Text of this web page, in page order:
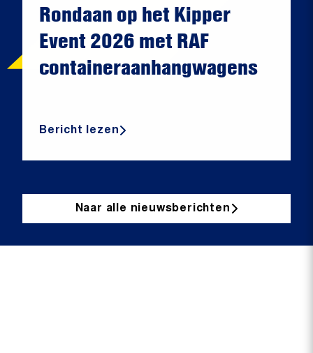
Rondaan op het Kipper
Event 2026 met RAF
containeraanhangwagens
Bericht lezen
Naar alle nieuwsberichten